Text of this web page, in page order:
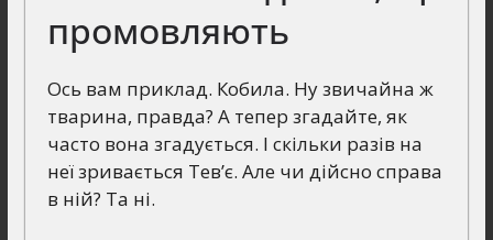
промовляють
Ось вам приклад. Кобила. Ну звичайна ж
тварина, правда? А тепер згадайте, як
часто вона згадується. І скільки разів на
неї зривається Тев’є. Але чи дійсно справа
в ній? Та ні.